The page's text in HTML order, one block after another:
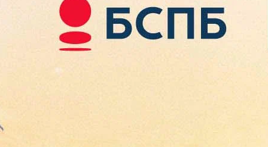
Сегодня:
2026.08.09
08:11
Афиша Plus